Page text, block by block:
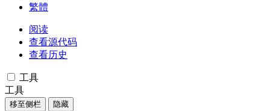
繁體
阅读
查看源代码
查看历史
工具
工具
移至侧栏 隐藏